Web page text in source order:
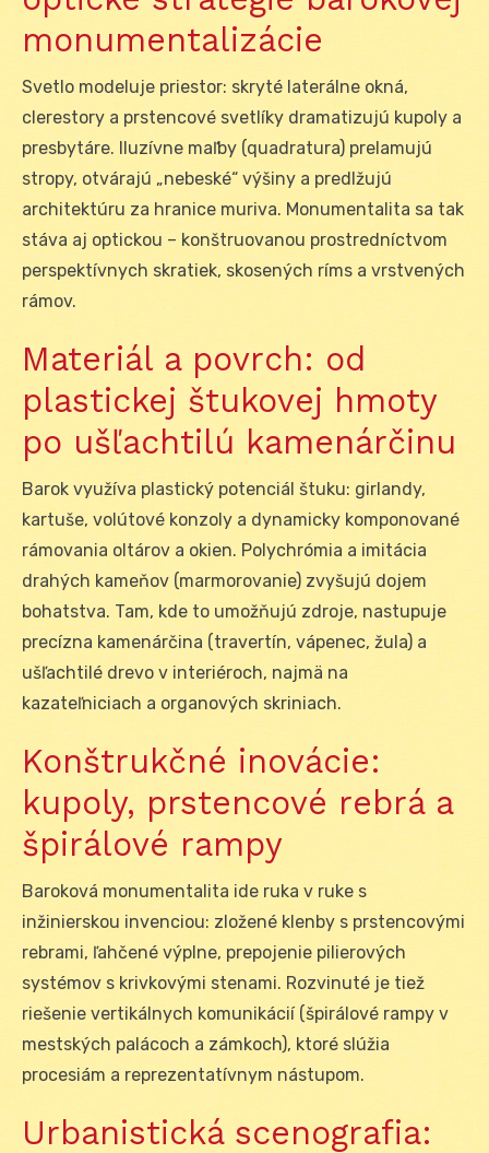
monumentalizácie
Svetlo modeluje priestor: skryté laterálne okná,
clerestory a prstencové svetlíky dramatizujú kupoly a
presbytáre. Iluzívne maľby (quadratura) prelamujú
stropy, otvárajú „nebeské“ výšiny a predlžujú
architektúru za hranice muriva. Monumentalita sa tak
stáva aj optickou – konštruovanou prostredníctvom
perspektívnych skratiek, skosených ríms a vrstvených
rámov.
Materiál a povrch: od
plastickej štukovej hmoty
po ušľachtilú kamenárčinu
Barok využíva plastický potenciál štuku: girlandy,
kartuše, volútové konzoly a dynamicky komponované
rámovania oltárov a okien. Polychrómia a imitácia
drahých kameňov (marmorovanie) zvyšujú dojem
bohatstva. Tam, kde to umožňujú zdroje, nastupuje
precízna kamenárčina (travertín, vápenec, žula) a
ušľachtilé drevo v interiéroch, najmä na
kazateľniciach a organových skriniach.
Konštrukčné inovácie:
kupoly, prstencové rebrá a
špirálové rampy
Baroková monumentalita ide ruka v ruke s
inžinierskou invenciou: zložené klenby s prstencovými
rebrami, ľahčené výplne, prepojenie pilierových
systémov s krivkovými stenami. Rozvinuté je tiež
riešenie vertikálnych komunikácií (špirálové rampy v
mestských palácoch a zámkoch), ktoré slúžia
procesiám a reprezentatívnym nástupom.
Urbanistická scenografia: